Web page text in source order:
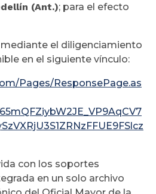
(Ant.); para el efecto
mediante el diligenciamiento
en el siguiente vínculo:
Pages/ResponsePage.as
con los soportes
en un solo archivo